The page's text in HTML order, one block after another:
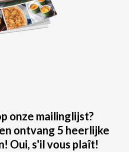
onze mailinglijst?
ontvang 5 heerlijke
Oui, s'il vous plaît!